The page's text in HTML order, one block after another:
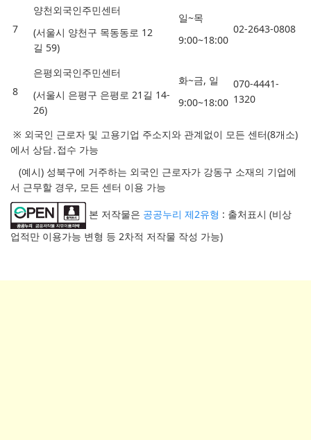
7
양천외국인주민센터
(서울시 양천구 목동동로 12
길 59)
일~목
9:00~18:00
02-2643-0808
8
은평외국인주민센터
(서울시 은평구 은평로 21 길 14-
26)
화~금, 일
9:00~18:00
070-4441-
1320
※ 외국인 근로자 및 고용기업 주소지와 관계없이 모든 센터(8개소)
에서 상담․접수 가능
(예시) 성북구에 거주하는 외국인 근로자가 강동구 소재의 기업에
서 근무할 경우, 모든 센터 이용 가능
본 저작물은 공공누리 제2유형 : 출처표시 (비상
업적만 이용가능 변형 등 2차적 저작물 작성 가능)